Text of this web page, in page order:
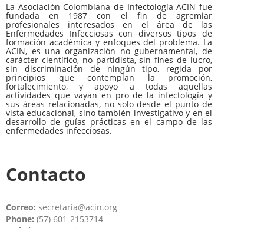
La Asociación Colombiana de Infectología ACIN fue
fundada en 1987 con el fin de agremiar
profesionales interesados en el área de las
Enfermedades Infecciosas con diversos tipos de
formación académica y enfoques del problema. La
ACIN, es una organización no gubernamental, de
carácter científico, no partidista, sin fines de lucro,
sin discriminación de ningún tipo, regida por
principios que contemplan la promoción,
fortalecimiento, y apoyo a todas aquellas
actividades que vayan en pro de la infectología y
sus áreas relacionadas, no solo desde el punto de
vista educacional, sino también investigativo y en el
desarrollo de guías prácticas en el campo de las
enfermedades infecciosas.
Contacto
Correo: secretaria@acin.org
Phone: (57) 601-2153714